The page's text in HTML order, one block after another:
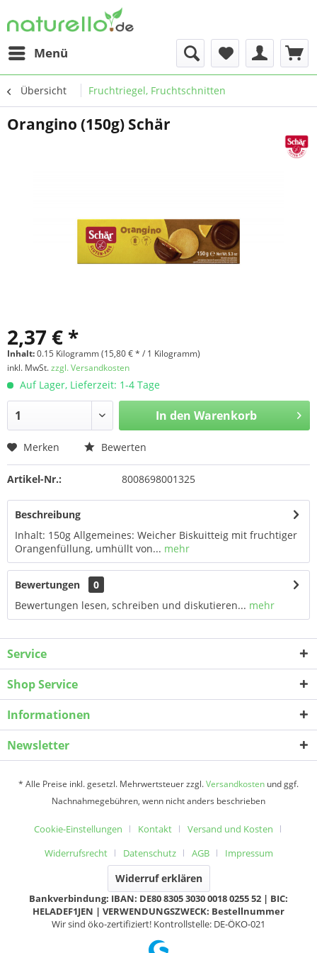
Menü
Übersicht Fruchtriegel, Fruchtschnitten
Orangino (150g) Schär
2,37 € *
Inhalt:0.15 Kilogramm (15,80 € * / 1 Kilogramm)
inkl. MwSt.zzgl. Versandkosten
Auf Lager, Lieferzeit: 1-4 Tage
In den Warenkorb
Merken Bewerten
Artikel-Nr.: 8008698001325
Beschreibung
Inhalt: 150g Allgemeines: Weicher Biskuitteig mit fruchtiger
Orangenfüllung, umhüllt von... mehr
Bewertungen
0
Bewertungen lesen, schreiben und diskutieren... mehr
Service
Shop Service
Informationen
Newsletter
* Alle Preise inkl. gesetzl. Mehrwertsteuer zzgl.Versandkosten und ggf.
Nachnahmegebühren, wenn nicht anders beschrieben
Cookie-Einstellungen Kontakt
Versand und Kosten
Widerrufsrecht
Datenschutz AGB Impressum
Widerruf erklären
Bankverbindung: IBAN: DE80 8305 3030 0018 0255 52 | BIC:
HELADEF1JEN | VERWENDUNGSZWECK: Bestellnummer
Wir sind öko-zertifiziert! Kontrollstelle: DE-ÖKO-021